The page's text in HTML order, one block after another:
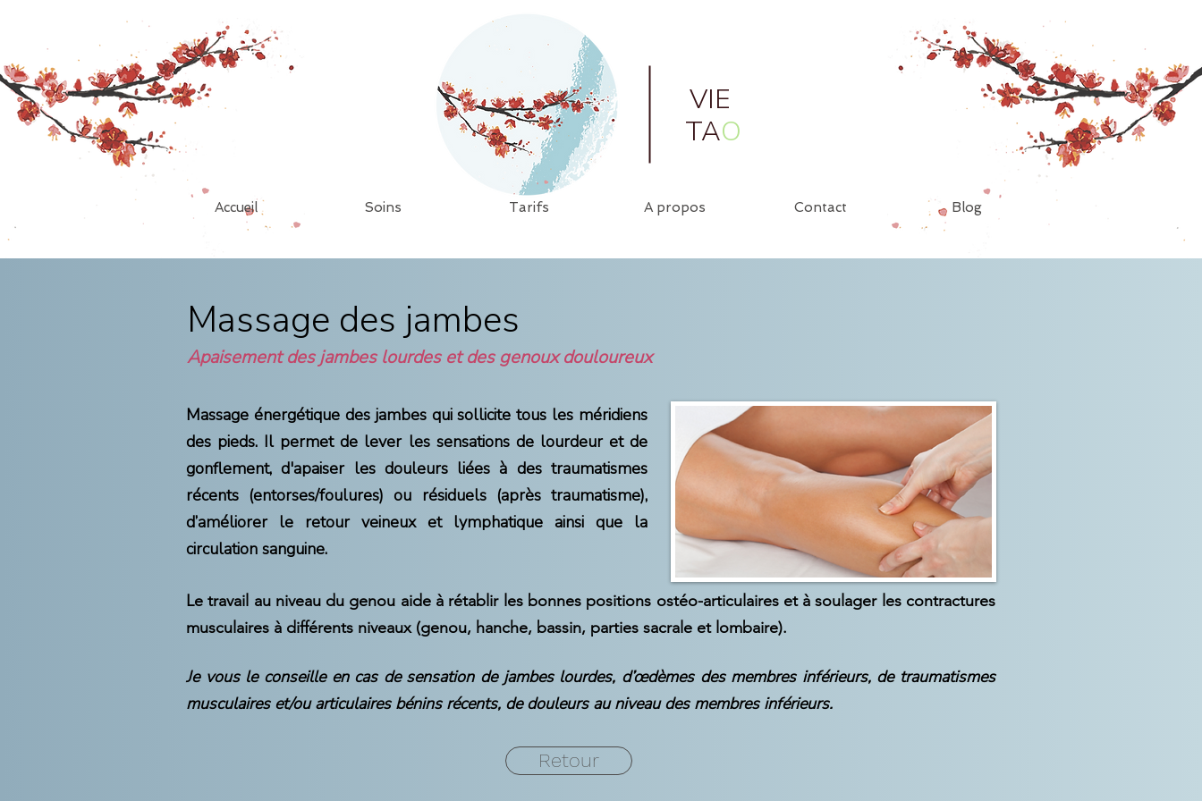
VIE
TAO
Accueil Soins Tarifs A propos Contact Blog
Massage des jambes
Apaisement des jambes lourdes et des genoux douloureux
Massage énergétique des jambes qui sollicite tous les méridiens
des pieds. Il permet de lever les sensations de lourdeur et de
gonflement, d'apaiser les douleurs liées à des traumatismes
récents (entorses/foulures) ou résiduels (après traumatisme),
d’améliorer le retour veineux et lymphatique ainsi que la
circulation sanguine.
Le travail au niveau du genou aide à rétablir les bonnes positions ostéo-articulaires et à soulager les contractures
musculaires à différents niveaux (genou, hanche, bassin, parties sacrale et lombaire).
Je vous le conseille en cas de sensation de jambes lourdes, d’œdèmes des membres inférieurs, de traumatismes
musculaires et/ou articulaires bénins récents, de douleurs au niveau des membres inférieurs.
Retour